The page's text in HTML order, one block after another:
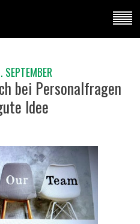
bei Personalfragen
Idee